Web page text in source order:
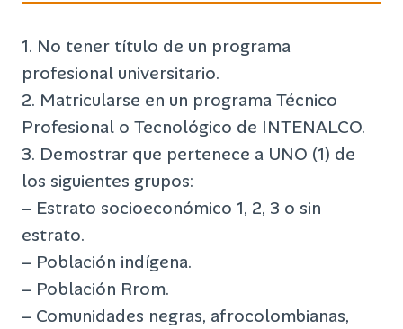
1. No tener título de un programa
profesional universitario.
2. Matricularse en un programa Técnico
Profesional o Tecnológico de INTENALCO.
3. Demostrar que pertenece a UNO (1) de
los siguientes grupos:
– Estrato socioeconómico 1, 2, 3 o sin
estrato.
– Población indígena.
– Población Rrom.
– Comunidades negras, afrocolombianas,